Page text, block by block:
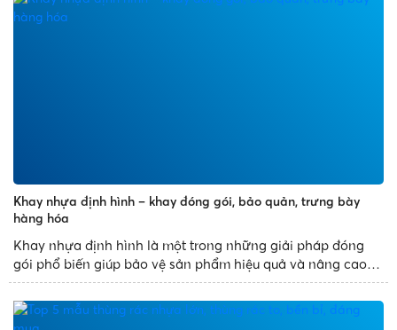
Khay nhựa định hình – khay đóng gói, bảo quản, trưng bày
hàng hóa
Khay nhựa định hình là một trong những giải pháp đóng
gói phổ biến giúp bảo vệ sản phẩm hiệu quả và nâng cao
tính thẩm mỹ. Với thiết kế đa dạng, sản xuất theo khuôn
mẫu có sẵn, khay nhựa định hình mang đến những sản
phẩm đẹp...